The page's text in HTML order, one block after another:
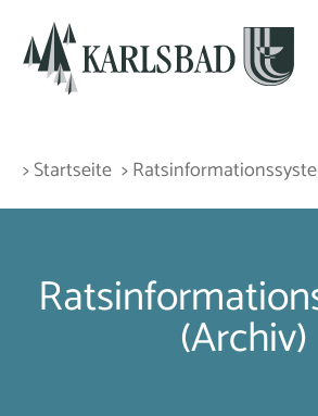
> Startseite >
(Archiv)